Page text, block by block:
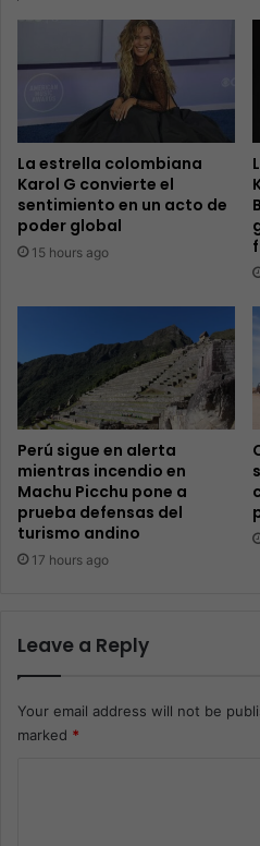
La estrella colombiana
Karol G convierte el
sentimiento en un acto de
poder global
15 hours ago
Perú sigue en alerta
mientras incendio en
Machu Picchu pone a
prueba defensas del
turismo andino
17 hours ago
Leave a Reply
Your email address will not be
marked *